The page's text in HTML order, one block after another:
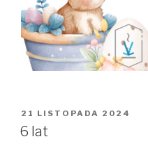
OPUBLIKOWANE
W
21 LISTOPADA 2024
6 lat